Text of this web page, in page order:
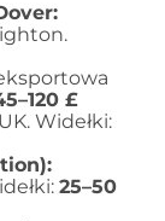
£
Widełki:
25–50